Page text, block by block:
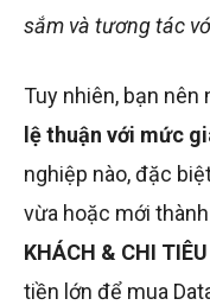
sắm và tương tác
Tuy nhiên, bạn nên
lệ thuận với mức
nghiệp nào, đặc
vừa hoặc mới
KHÁCH & CHI
tiền lớn để mua